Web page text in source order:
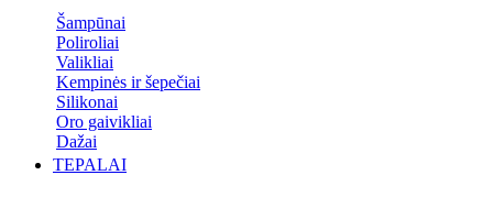
Šampūnai
Poliroliai
Valikliai
Kempinės ir šepečiai
Silikonai
Oro gaivikliai
Dažai
TEPALAI